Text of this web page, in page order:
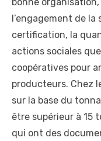
l’engagement de la
certification, la
actions sociales
coopératives pour
producteurs. Chez
sur la base du
être supérieur à 15
qui ont des